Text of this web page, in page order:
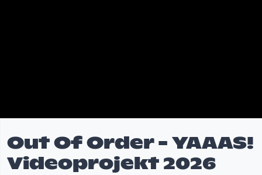
Out Of Order - YAAAS!
Videoprojekt 2026